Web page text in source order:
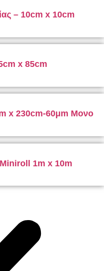
– 10cm x 10cm
x 85cm
x 230cm-60μm Μονο
1m x 10m